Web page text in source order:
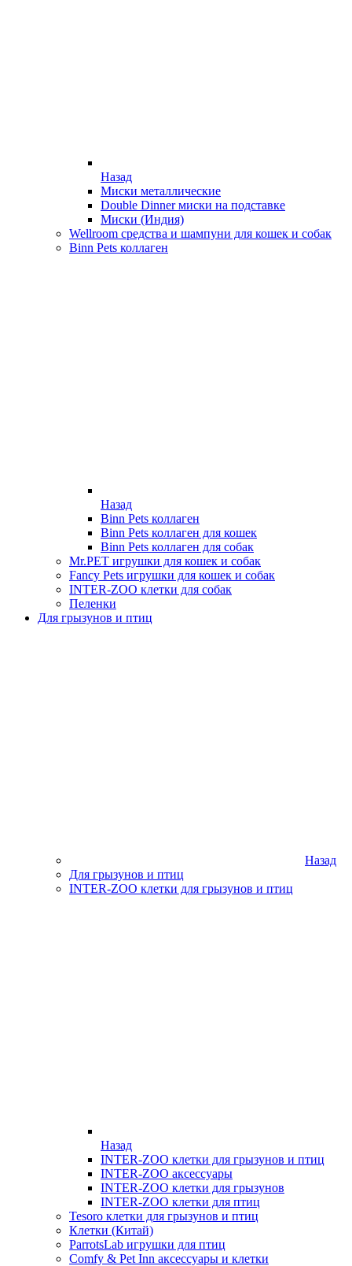
Назад
Миски металлические
Double Dinner миски на подставке
Миски (Индия)
Wellroom средства и шампуни для кошек и собак
Binn Pets коллаген
Назад
Binn Pets коллаген
Binn Pets коллаген для кошек
Binn Pets коллаген для собак
Mr.PET игрушки для кошек и собак
Fancy Pets игрушки для кошек и собак
INTER-ZOO клетки для собак
Пеленки
Для грызунов и птиц
Назад
Для грызунов и птиц
INTER-ZOO клетки для грызунов и птиц
Назад
INTER-ZOO клетки для грызунов и птиц
INTER-ZOO аксессуары
INTER-ZOO клетки для грызунов
INTER-ZOO клетки для птиц
Tesoro клетки для грызунов и птиц
Клетки (Китай)
ParrotsLab игрушки для птиц
Comfy & Pet Inn аксессуары и клетки